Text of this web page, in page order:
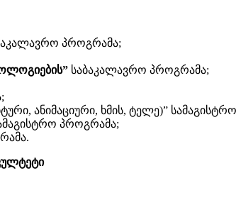
პროგრამა;
საბაკალავრო პროგრამა;
ანიმაციური, ხმის, ტელე)”
პროგრამა;